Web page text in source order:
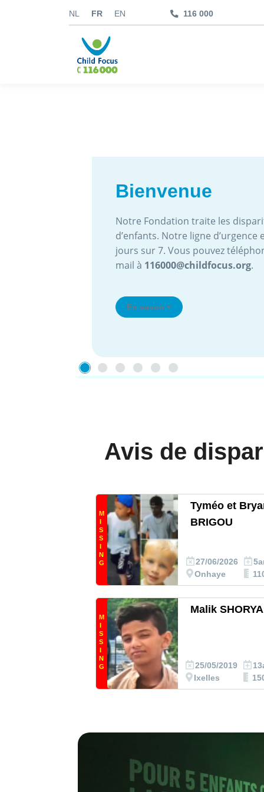
NL FR EN 116 000
Bienvenue
Notre Fondation traite les
d’enfants. Notre ligne d’urgence
jours sur 7. Vous pouvez
mail à 116000@childfocus.org.
En savoir +
Avis de
M
I
S
S
I
N
G
Tyméo et
BRIGOU
27/06/2026
Onhaye
M
I
S
S
I
N
G
Malik SHORYA
25/05/2019
Ixelles
Rapport